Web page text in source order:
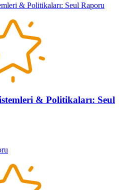
& Politikaları: Seul Raporu
& Politikaları: Seul